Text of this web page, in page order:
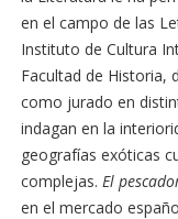
en el campo de las
Instituto de Cultura
Facultad de Historia,
como jurado en
indagan en la
geografías exóticas
complejas. El
en el mercado